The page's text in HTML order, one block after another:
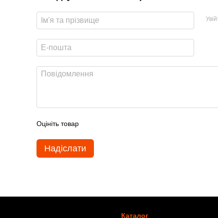
Оцініть товар
Надіслати
Каталог